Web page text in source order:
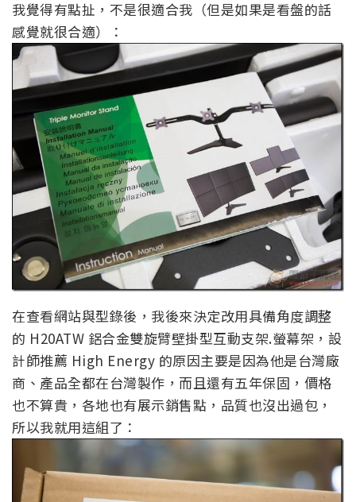
我覺得有點扯，不是很適合我（但是如果是看盤的話
感覺就很合適）：
在查看網站與型錄後，我後來決定改用具備角度調整
的 H20ATW 鋁合金雙旋臂壁掛型互動支架.螢幕架，設
計師推薦 High Energy 的原因主要是因為他是台灣廠
商、產品全都在台灣製作，而且還有五年保固，價格
也不算貴，各地也有展示銷售點，品質也沒出過包，
所以我就用這組了：